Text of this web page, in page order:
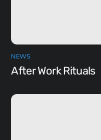
NEWS
After Work Rituals